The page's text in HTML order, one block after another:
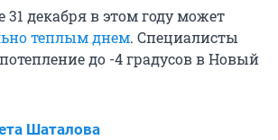
31 декабря в этом году может
теплым днем. Специалисты
до -4 градусов в Новый
Шаталова